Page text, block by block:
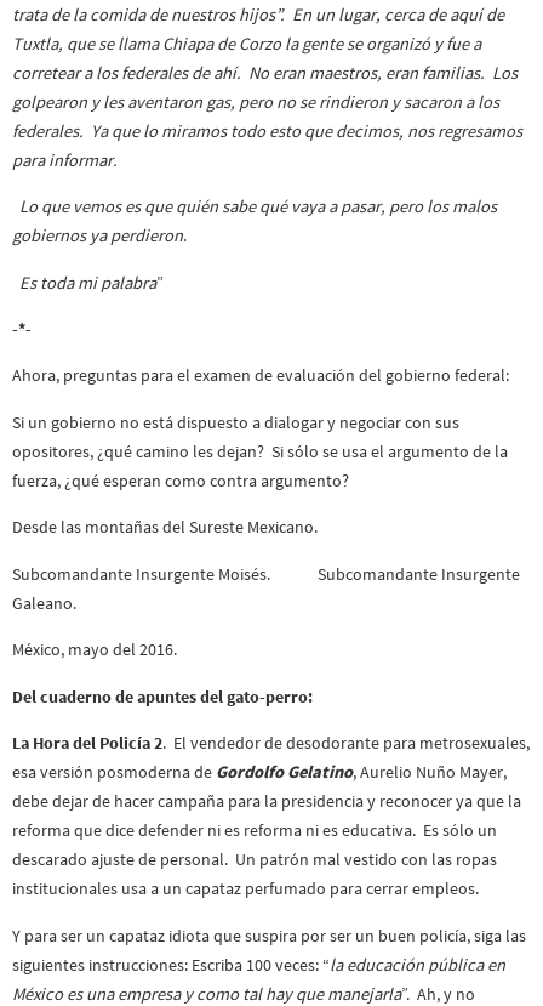
trata de la comida de nuestros hijos”. En un lugar, cerca de aquí de
Tuxtla, que se llama Chiapa de Corzo la gente se organizó y fue a
corretear a los federales de ahí. No eran maestros, eran familias. Los
golpearon y les aventaron gas, pero no se rindieron y sacaron a los
federales. Ya que lo miramos todo esto que decimos, nos regresamos
para informar.
Lo que vemos es que quién sabe qué vaya a pasar, pero los malos
gobiernos ya perdieron.
Es toda mi palabra”
-*-
Ahora, preguntas para el examen de evaluación del gobierno federal:
Si un gobierno no está dispuesto a dialogar y negociar con sus
opositores, ¿qué camino les dejan? Si sólo se usa el argumento de la
fuerza, ¿qué esperan como contra argumento?
Desde las montañas del Sureste Mexicano.
Subcomandante Insurgente Moisés. Subcomandante Insurgente
Galeano.
México, mayo del 2016.
Del cuaderno de apuntes del gato-perro:
La Hora del Policía 2. El vendedor de desodorante para metrosexuales,
esa versión posmoderna de Gordolfo Gelatino, Aurelio Nuño Mayer,
debe dejar de hacer campaña para la presidencia y reconocer ya que la
reforma que dice defender ni es reforma ni es educativa. Es sólo un
descarado ajuste de personal. Un patrón mal vestido con las ropas
institucionales usa a un capataz perfumado para cerrar empleos.
Y para ser un capataz idiota que suspira por ser un buen policía, siga las
siguientes instrucciones: Escriba 100 veces: “la educación pública en
México es una empresa y como tal hay que manejarla”. Ah, y no